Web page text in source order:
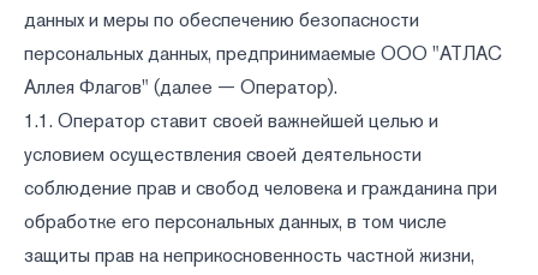
данных и меры по обеспечению безопасности
персональных данных, предпринимаемые ООО "АТЛАС
Аллея Флагов" (далее — Оператор).
1.1. Оператор ставит своей важнейшей целью и
условием осуществления своей деятельности
соблюдение прав и свобод человека и гражданина при
обработке его персональных данных, в том числе
защиты прав на неприкосновенность частной жизни,